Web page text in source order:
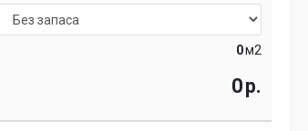
м2
р.